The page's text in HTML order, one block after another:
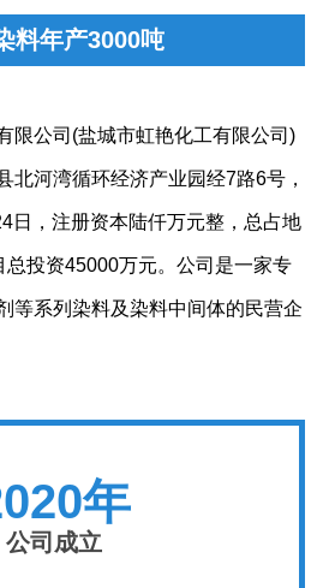
料年产3000吨
限公司(盐城市虹艳化工有限公司)
北河湾循环经济产业园经7路6号，
日，注册资本陆仟万元整，总占地
总投资45000万元。公司是一家专
等系列染料及染料中间体的民营企
年
公司成立